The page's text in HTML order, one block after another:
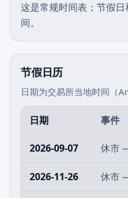
这是常规时间表；节假
间。
节假日历
日期为交易所当地时间（
日期 事件
2026-09-07 休市
2026-11-26 休市